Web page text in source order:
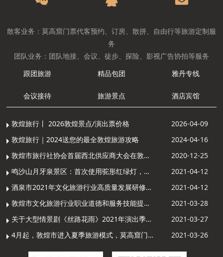
散客业务：莫高窟门票代客预约、订房、散拼、自由行等旅游定制服
务
团队业务：团队地接、会议、徒步、探险、影视广告协拍等服务
跟团旅游
精品包团 雅丹专线
会议接待 旅游景点 酒店宾馆
敦煌旅行丨 2026敦煌景点/演出票价格
2026-04-09
敦煌旅行｜2024送您的最全敦煌旅游攻略
2024-04-16
敦煌市旅行社协会首届西北供应商大会在敦煌召开
2020-12-25
鸣沙山月牙泉景区：首次使用驼形红绿灯，骆驼“看驼灯绿了”走起来
2021-04-12
酒泉市2021年文化旅游行业高质量发展研修提升培训班敦煌分训点开班
2021-04-12
敦煌市文化旅游行业职业道德和服务技能提升导游专项培训成功举办
2021-03-28
关于大型情景剧《丝路花雨》2021年演出季开演的通知
2021-03-27
4月起，敦煌市进入夏季旅游模式，莫高窟门票价格调整
2021-03-26